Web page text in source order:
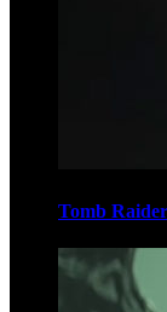
Tomb